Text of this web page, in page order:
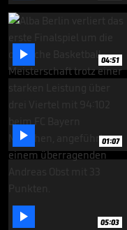
 04:51
 01:07
 05:03